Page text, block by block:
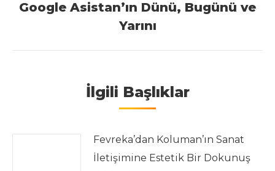
Next post:
Google Asistan’ın Dünü, Bugünü ve
Yarını
İlgili Başlıklar
Fevreka’dan Koluman’ın Sanat
İletişimine Estetik Bir Dokunuş